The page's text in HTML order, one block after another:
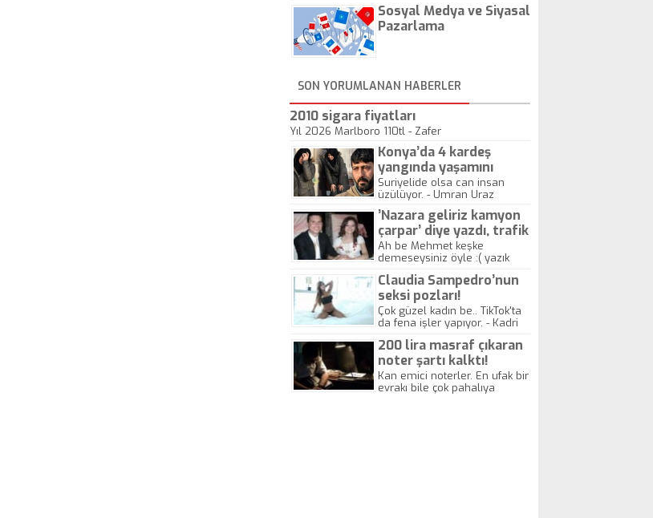
gösterisinin bu yarışmada
önemli olmadığını anlamıştır.
Sosyal Medya ve Siyasal
Pazarlama
SON YORUMLANAN HABERLER
2010 sigara fiyatları
Yıl 2026 Marlboro 110tl - Zafer
Konya’da 4 kardeş
yangında yaşamını
yitirdi
Suriyelide olsa can insan
üzülüyor. - Umran Uraz
’Nazara geliriz kamyon
çarpar’ diye yazdı, trafik
kazasında öldü!
Ah be Mehmet keşke
demeseysiniz öyle :( yazık
Claudia Sampedro’nun
seksi pozları!
Çok güzel kadın be.. TikTok'ta
da fena işler yapıyor. - Kadri
200 lira masraf çıkaran
noter şartı kalktı!
Kan emici noterler. En ufak bir
evrakı bile çok pahalıya